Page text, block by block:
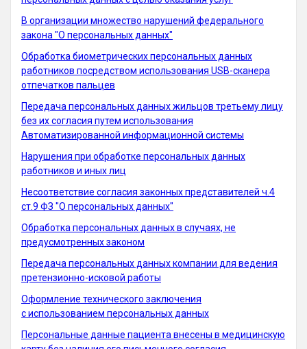
В организации множество нарушений федерального
закона "О персональных данных"
Обработка биометрических персональных данных
работников посредством использования USB-сканера
отпечатков пальцев
Передача персональных данных жильцов третьему лицу
без их согласия путем использования
Автоматизированной информационной системы
Нарушения при обработке персональных данных
работников и иных лиц
Несоответствие согласия законных представителей ч.4
ст.9 ФЗ "О персональных данных"
Обработка персональных данных в случаях, не
предусмотренных законом
Передача персональных данных компании для ведения
претензионно-исковой работы
Оформление технического заключения
с использованием персональных данных
Персональные данные пациента внесены в медицинскую